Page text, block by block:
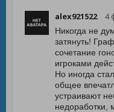
alex921522 4
Никогда не
затянуть!
сочетание
игроками
Но иногда
общее
устраивают
недоработки,